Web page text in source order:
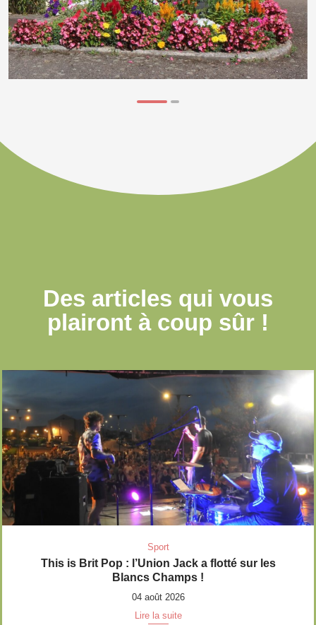
Des articles qui vous
plairont à coup sûr !
Sport
This is Brit Pop : l’Union Jack a flotté sur les
Blancs Champs !
04 août 2026
Lire la suite